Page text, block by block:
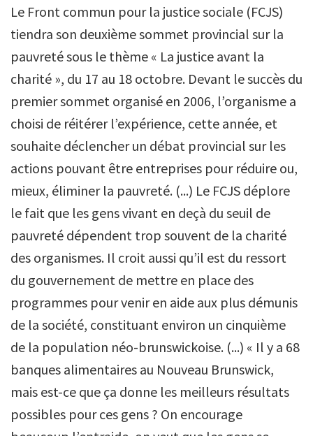
Le Front commun pour la justice sociale (FCJS)
tiendra son deuxième sommet provincial sur la
pauvreté sous le thème « La justice avant la
charité », du 17 au 18 octobre. Devant le succès du
premier sommet organisé en 2006, l’organisme a
choisi de réitérer l’expérience, cette année, et
souhaite déclencher un débat provincial sur les
actions pouvant être entreprises pour réduire ou,
mieux, éliminer la pauvreté. (...) Le FCJS déplore
le fait que les gens vivant en deçà du seuil de
pauvreté dépendent trop souvent de la charité
des organismes. Il croit aussi qu’il est du ressort
du gouvernement de mettre en place des
programmes pour venir en aide aux plus démunis
de la société, constituant environ un cinquième
de la population néo-brunswickoise. (...) « Il y a 68
banques alimentaires au Nouveau Brunswick,
mais est-ce que ça donne les meilleurs résultats
possibles pour ces gens ? On encourage